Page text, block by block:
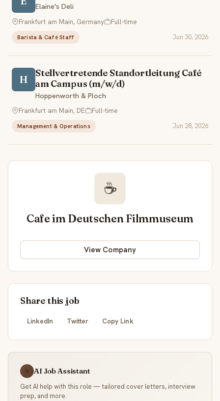
Elaine's Deli
Frankfurt am Main, Germany
Full-time
Barista & Café Staff Jun 30, 2026
H
Stellvertretende Standortleitung Café
am Campus (m/w/d)
Hoppenworth & Ploch
Frankfurt am Main, DE
Full-time
Management & Operations Jun 28, 2026
☕
Cafe im Deutschen Filmmuseum
View Company
Share this job
LinkedIn Twitter Copy Link
☕ AI Job Assistant
Get AI help with this role — tailored cover letters, interview
prep, and more.